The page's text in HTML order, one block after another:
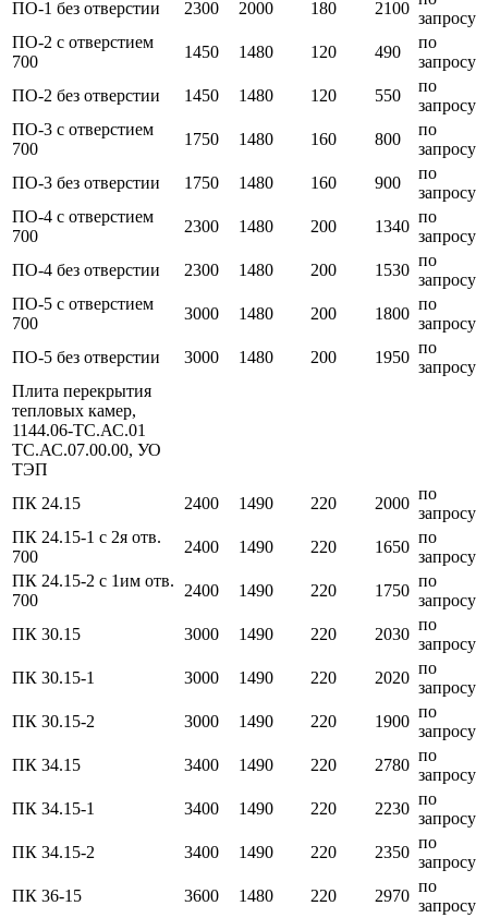
ПО-1 без отверстии
2300 2000 180 2100
запросу
ПО-2 с отверстием
700
1450 1480 120 490
по
запросу
ПО-2 без отверстии
1450 1480 120 550
по
запросу
ПО-3 с отверстием
700
1750 1480 160 800
по
запросу
ПО-3 без отверстии
1750 1480 160 900
по
запросу
ПО-4 с отверстием
700
2300 1480 200 1340
по
запросу
ПО-4 без отверстии
2300 1480 200 1530
по
запросу
ПО-5 с отверстием
700
3000 1480 200 1800
по
запросу
ПО-5 без отверстии
3000 1480 200 1950
по
запросу
Плита перекрытия
тепловых камер,
1144.06-ТС.АС.01
ТС.АС.07.00.00, УО
ТЭП
ПК 24.15
2400 1490 220 2000
по
запросу
ПК 24.15-1 с 2я отв.
700
2400 1490 220 1650
по
запросу
ПК 24.15-2 с 1им отв.
700
2400 1490 220 1750
по
запросу
ПК 30.15
3000 1490 220 2030
по
запросу
ПК 30.15-1
3000 1490 220 2020
по
запросу
ПК 30.15-2
3000 1490 220 1900
по
запросу
ПК 34.15
3400 1490 220 2780
по
запросу
ПК 34.15-1
3400 1490 220 2230
по
запросу
ПК 34.15-2
3400 1490 220 2350
по
запросу
ПК 36-15
3600 1480 220 2970
по
запросу